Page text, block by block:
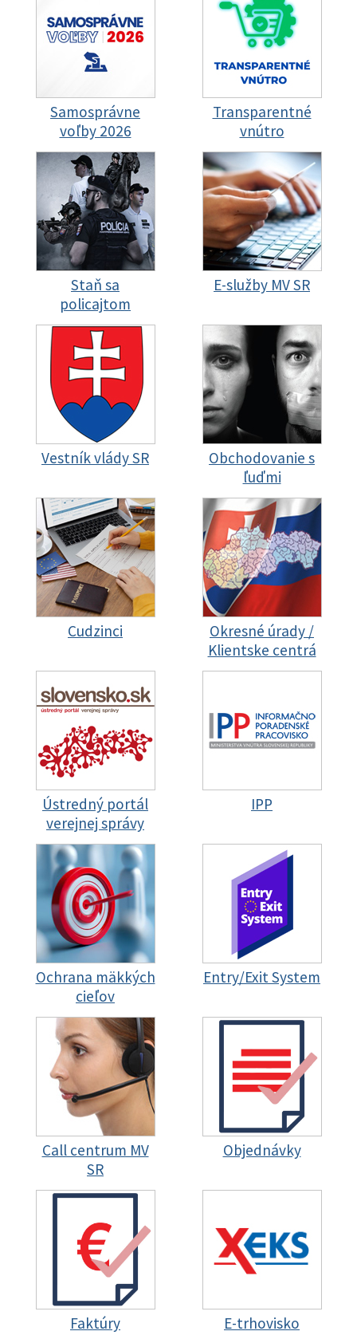
Samosprávne
voľby 2026
Transparentné
vnútro
Staň sa
policajtom
E-služby MV SR
Vestník vlády SR
Obchodovanie s
ľuďmi
Cudzinci
Okresné úrady /
Klientske centrá
Ústredný portál
verejnej správy
IPP
Ochrana mäkkých
cieľov
Entry/Exit System
Call centrum MV
SR
Objednávky
Faktúry E-trhovisko